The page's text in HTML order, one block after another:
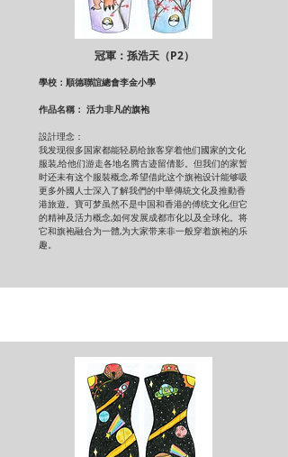
冠軍：孫浩天（P2）
學校：順德聯誼總會李金小學
作品名稱： 活力非凡的旗袍
設計理念：
我发现很多国家都能轻易给旅客穿着他们國家的文化
服装,给他们游走各地名腾古迹留倩影。但我们的家暂
时还未有这个服裝概念,希望借此这个旗袍设计能够吸
更多外國人士深入了解我們的中華傳統文化及推動香
港旅遊。寶可梦虽然不是中国和香港的傅统文化,但它
的精神及活力概念,如何发展成都市化以及全球化。将
它和旗袍融合为一體,为大家带来非一般穿着旗袍的乐
趣。